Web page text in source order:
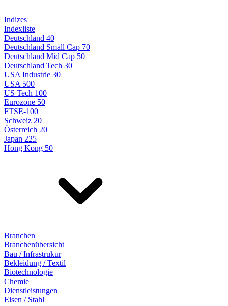
Indizes
Indexliste
Deutschland 40
Deutschland Small Cap 70
Deutschland Mid Cap 50
Deutschland Tech 30
USA Industrie 30
USA 500
US Tech 100
Eurozone 50
FTSE-100
Schweiz 20
Österreich 20
Japan 225
Hong Kong 50
Branchen
Branchenübersicht
Bau / Infrastrukur
Bekleidung / Textil
Biotechnologie
Chemie
Dienstleistungen
Eisen / Stahl